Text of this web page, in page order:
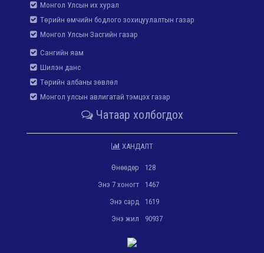
Монгол Улсын их хурал
Төрийн өмчийн бодлого зохицуулалтын газар
Монгол Улсын Засгийн газар
Сангийн яам
Шилэн данс
Төрийн албаны зөвлөл
Монгол улсын авлигатай тэмцэх газар
Чатаар холбогдох
ХАНДАЛТ
Өнөөдөр
128
Энэ 7 хоногт
1467
Энэ сард
1619
Энэ жил
90937